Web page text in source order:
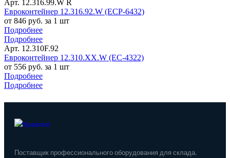
Арт. 12.316.99.W R
Евроконтейнер 12.316.92.W (ЕСР-6432)
от 846 руб. за 1 шт
Подробнее
Подробнее
Арт. 12.310F.92
Евроконтейнер 12.310.ХХ.W (ЕС-4322)
от 556 руб. за 1 шт
Подробнее
Подробнее
Поставщик профессионального оборудования для склада,